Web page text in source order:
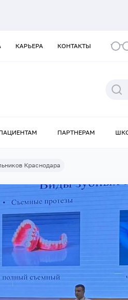
КАРЬЕРА КОНТАКТЫ
ПАРТНЕРАМ
Краснодара